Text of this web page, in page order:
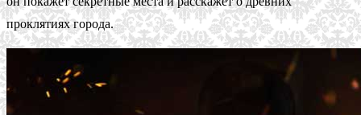
проклятиях города.